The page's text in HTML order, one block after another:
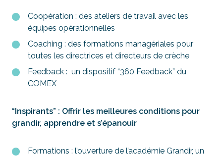
Coopération : des ateliers de travail avec les
équipes opérationnelles
Coaching : des formations managériales pour
toutes les directrices et directeurs de crèche
Feedback : un dispositif “360 Feedback” du
COMEX
“Inspirants” : Offrir les meilleures conditions pour
grandir, apprendre et s’épanouir
Formations : l’ouverture de l’académie Grandir, un